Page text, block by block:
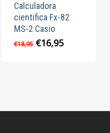
Calculadora
cientifica Fx-82
MS-2 Casio
€18,95 El
€16,95El